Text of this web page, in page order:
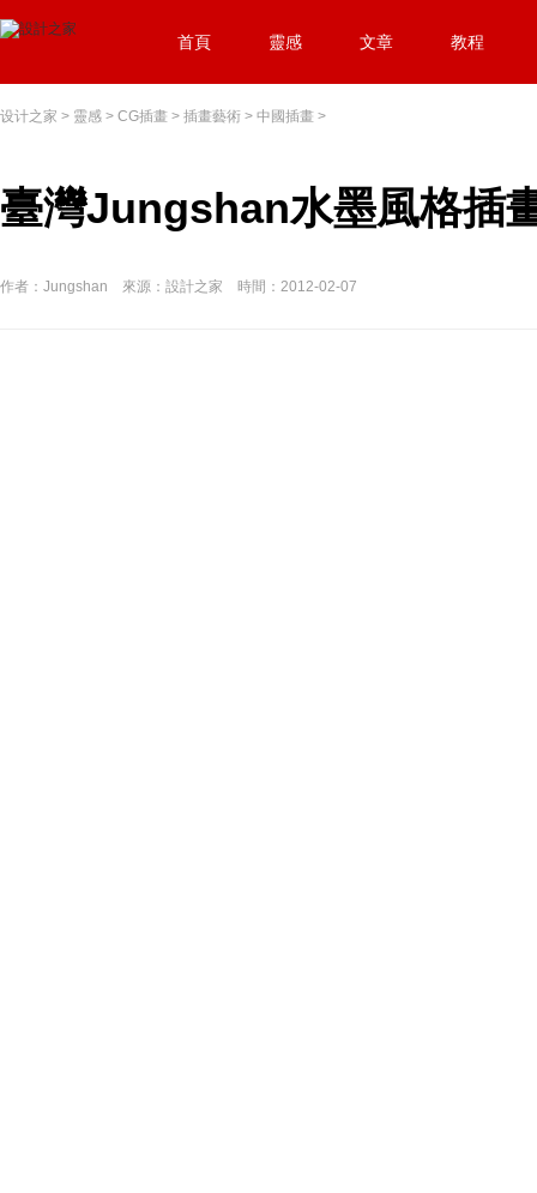
首頁 靈感 文章 教程
设计之家 > 靈感 > CG插畫 > 插畫藝術 > 中國插畫 >
臺灣Jungshan水墨風格插
作者：Jungshan 來源：設計之家 時間：2012-02-07